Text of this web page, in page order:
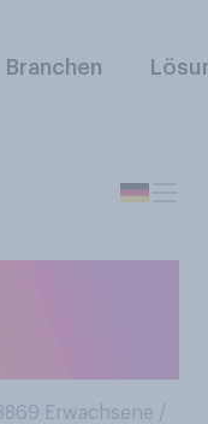
Branchen
Erwachsene /